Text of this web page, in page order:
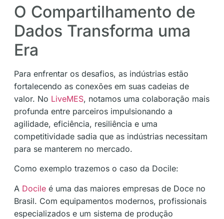
O Compartilhamento de
Dados Transforma uma
Era
Para enfrentar os desafios, as indústrias estão
fortalecendo as conexões em suas cadeias de
valor. No LiveMES, notamos uma colaboração mais
profunda entre parceiros impulsionando a
agilidade, eficiência, resiliência e uma
competitividade sadia que as indústrias necessitam
para se manterem no mercado.
Como exemplo trazemos o caso da Docile:
A Docile é uma das maiores empresas de Doce no
Brasil. Com equipamentos modernos, profissionais
especializados e um sistema de produção